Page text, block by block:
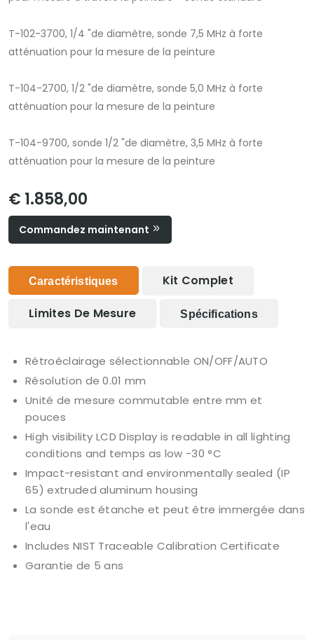
T-102-3700, 1/4 "de diamètre, sonde 7,5 MHz à forte
atténuation pour la mesure de la peinture
T-104-2700, 1/2 "de diamètre, sonde 5,0 MHz à forte
atténuation pour la mesure de la peinture
T-104-9700, sonde 1/2 "de diamètre, 3,5 MHz à forte
atténuation pour la mesure de la peinture
€ 1.858,00
Commandez maintenant
Caractéristiques Kit Complet
Limites De Mesure Spécifications
Rétroéclairage sélectionnable ON/OFF/AUTO
Résolution de 0.01 mm
Unité de mesure commutable entre mm et
pouces
High visibility LCD Display is readable in all lighting
conditions and temps as low -30 °C
Impact-resistant and environmentally sealed (IP
65) extruded aluminum housing
La sonde est étanche et peut être immergée dans
l'eau
Includes NIST Traceable Calibration Certificate
Garantie de 5 ans